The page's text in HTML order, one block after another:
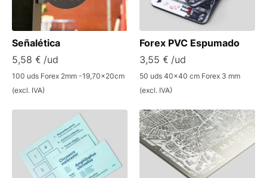
Señalética
5,58 € /ud
100 uds Forex 2mm -19,70x20cm
(excl. IVA)
Forex PVC Espumado
3,55 € /ud
50 uds 40x40 cm Forex 3 mm
(excl. IVA)